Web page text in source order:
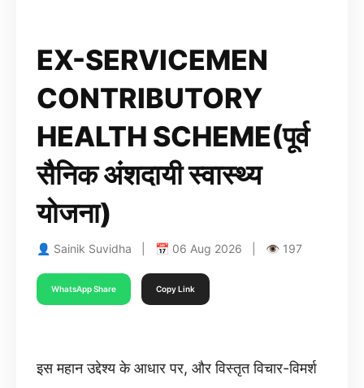
EX-SERVICEMEN
CONTRIBUTORY
HEALTH SCHEME(पूर्व
सैनिक अंशदायी स्वास्थ्य
योजना)
👤 Sainik Suvidha | 📅 06 Aug 2026 | 👁 197
WhatsApp Share Copy Link
इस महान उद्देश्य के आधार पर, और विस्तृत विचार-विमर्श